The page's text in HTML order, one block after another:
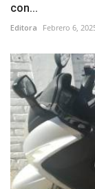
con...
Editora Febrero 6,